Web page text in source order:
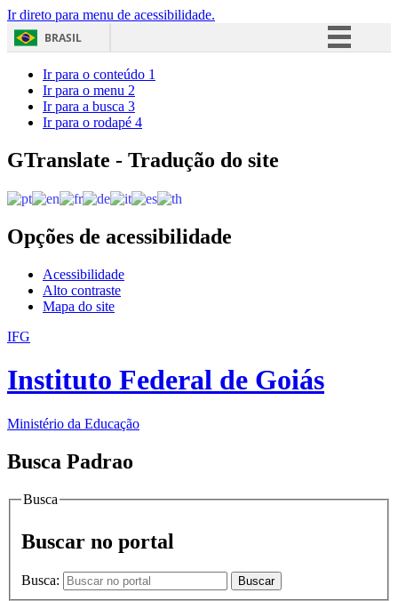
Ir direto para menu de acessibilidade.
BRASIL
Acesso à informação
Ir para o conteúdo 1
Ir para o menu 2
Ir para a busca 3
Ir para o rodapé 4
GTranslate - Tradução do site
Opções de acessibilidade
Acessibilidade
Alto contraste
Mapa do site
IFG
Instituto Federal de Goiás
Ministério da Educação
Busca Padrao
Busca
Buscar no portal
Busca: Buscar